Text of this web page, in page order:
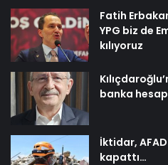
Fatih
YPG biz de
kılıyoruz
banka
İktidar,
kapattı…